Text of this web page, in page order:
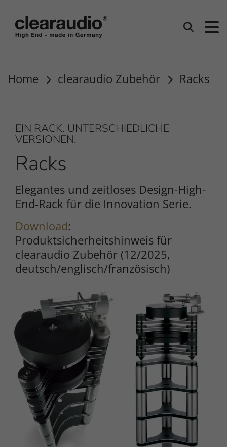
Suchen
Home clearaudio Zubehör Racks
EIN RACK. UNTERSCHIEDLICHE
VERSIONEN.
Racks
Elegantes und zeitloses Design-High-
End-Rack für die Innovation Serie.
Download:
Produktsicherheitshinweis für
clearaudio Zubehör (12/2025,
deutsch/englisch/französisch)